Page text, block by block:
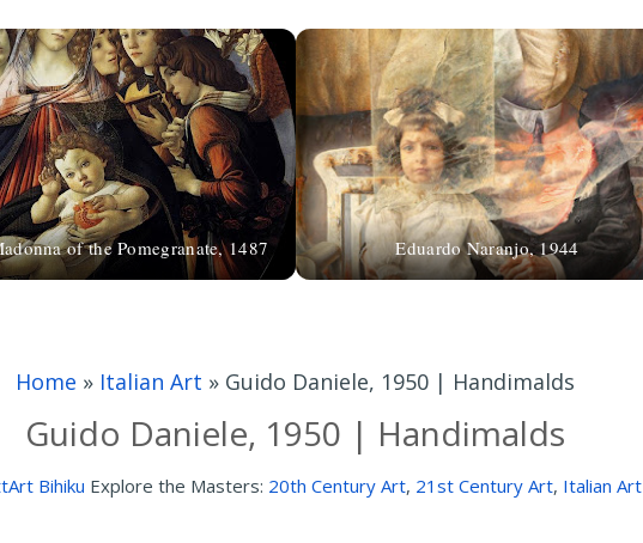
of the Pomegranate, 1487 Eduardo Naranjo, 1944
Home » Italian Art » Guido Daniele, 1950 | Handimalds
Guido Daniele, 1950 | Handimalds
Bihiku Explore the Masters: 20th Century Art, 21st Century Art, Italian Art